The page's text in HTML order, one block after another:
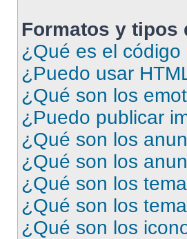
Formatos y tipos
¿Qué es el código
¿Puedo usar
¿Qué son los
¿Puedo publicar
¿Qué son los
¿Qué son los
¿Qué son los
¿Qué son los
¿Qué son los